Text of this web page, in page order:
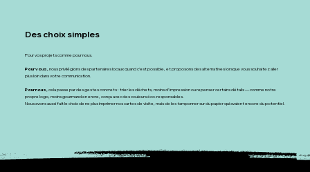
Des choix simples
Pour vos projets comme pour nous.
Pour vous, nous privilégions des partenaires locaux quand c’est possible, et proposons des alternatives lorsque vous souhaitez aller
plus loin dans votre communication.
Pour nous, cela passe par des gestes concrets : trier les déchets, moins d'impression ou repenser certains détails — comme notre
propre logo, moins gourmand en encre, conçu avec des couleurs éco-responsables.
Nous avons aussi fait le choix de ne plus imprimer nos cartes de visite, mais de les tamponner sur du papier qui avaient encore du potentiel.